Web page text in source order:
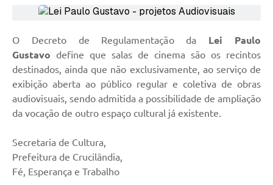
O Decreto de Regulamentação da Lei Paulo
Gustavo define que salas de cinema são os recintos
destinados, ainda que não exclusivamente, ao serviço de
exibição aberta ao público regular e coletiva de obras
audiovisuais, sendo admitida a possibilidade de ampliação
da vocação de outro espaço cultural já existente.
Secretaria de Cultura,
Prefeitura de Crucilândia,
Fé, Esperança e Trabalho